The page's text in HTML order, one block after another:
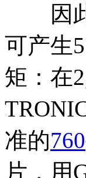
因此
可产生
矩：在
准的760
片，用